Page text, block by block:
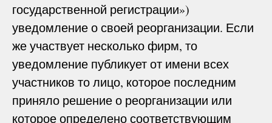
государственной регистрации»)
уведомление о своей реорганизации. Если
же участвует несколько фирм, то
уведомление публикует от имени всех
участников то лицо, которое последним
приняло решение о реорганизации или
которое определено соответствующим